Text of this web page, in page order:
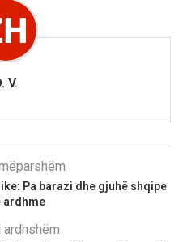
V.
Pa barazi dhe gjuhë shqipe
ardhme